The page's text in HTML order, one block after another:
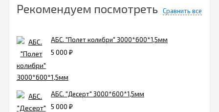
Рекомендуем посмотреть Сравнить все
АБС. "Полет колибри" 3000*600*1,5мм
5 000 ₽
АБС. "Десерт" 3000*600*1,5мм
5 000 ₽